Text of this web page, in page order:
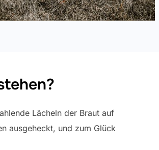
Lächeln der Braut auf
ausgeheckt, und zum Glück